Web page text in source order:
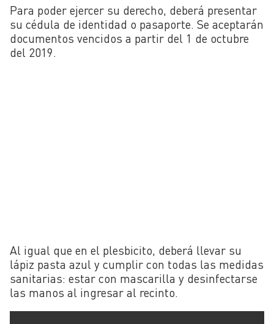
Para poder ejercer su derecho, deberá presentar
su cédula de identidad o pasaporte. Se aceptarán
documentos vencidos a partir del 1 de octubre
del 2019.
Al igual que en el plesbicito, deberá llevar su
lápiz pasta azul y cumplir con todas las medidas
sanitarias: estar con mascarilla y desinfectarse
las manos al ingresar al recinto.